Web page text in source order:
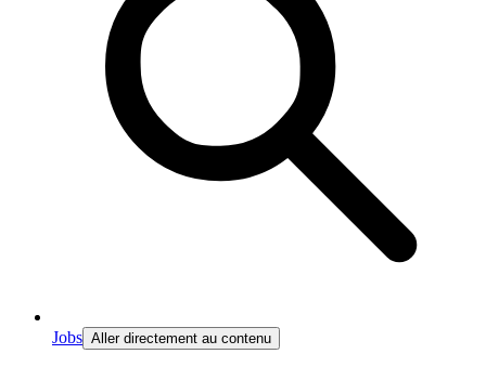
Jobs Aller directement au contenu